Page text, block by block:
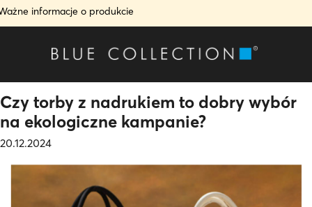
informacje o produkcie
Czy torby z nadrukiem to dobry wybór
na ekologiczne kampanie?
20.12.2024